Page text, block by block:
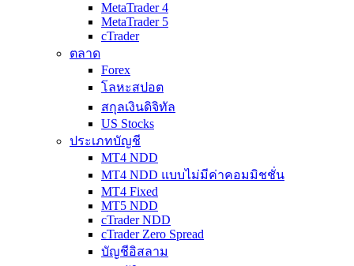
MetaTrader 4
MetaTrader 5
cTrader
ตลาด
Forex
โลหะสปอต
สกุลเงินดิจิทัล
US Stocks
ประเภทบัญชี
MT4 NDD
MT4 NDD แบบไม่มีค่าคอมมิชชั่น
MT4 Fixed
MT5 NDD
cTrader NDD
cTrader Zero Spread
บัญชีอิสลาม